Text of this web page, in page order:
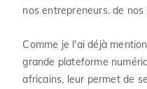
nos entrepreneurs. de
Comme je l'ai déjà
grande plateforme
africains, leur permet de